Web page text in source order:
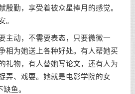
殷勤，享受着被众星捧月的感觉。
。
主动，不需要表态，只要微微一
相为她送上各种好处。有人帮她买
礼物，有人替她写论文，还有人为
弄、戏耍。她就是电影学院的女
鱼。